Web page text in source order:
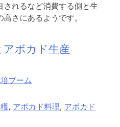
されるなど消費する側と生
さにあるようです。
ボカド生産
ブーム
, アボカド料理, アボカド